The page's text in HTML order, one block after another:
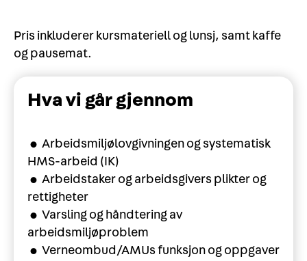
Pris inkluderer kursmateriell og lunsj, samt kaffe
og pausemat.
Hva vi går gjennom
• Arbeidsmiljølovgivningen og systematisk
HMS-arbeid (IK)
• Arbeidstaker og arbeidsgivers plikter og
rettigheter
• Varsling og håndtering av
arbeidsmiljøproblem
• Verneombud/AMUs funksjon og oppgaver